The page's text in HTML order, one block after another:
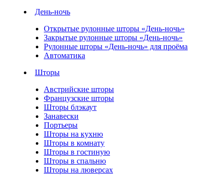
День-ночь
Открытые рулонные шторы «День-ночь»
Закрытые рулонные шторы «День-ночь»
Рулонные шторы «День-ночь» для проёма
Автоматика
Шторы
Австрийские шторы
Французские шторы
Шторы блэкаут
Занавески
Портьеры
Шторы на кухню
Шторы в комнату
Шторы в гостиную
Шторы в спальню
Шторы на люверсах